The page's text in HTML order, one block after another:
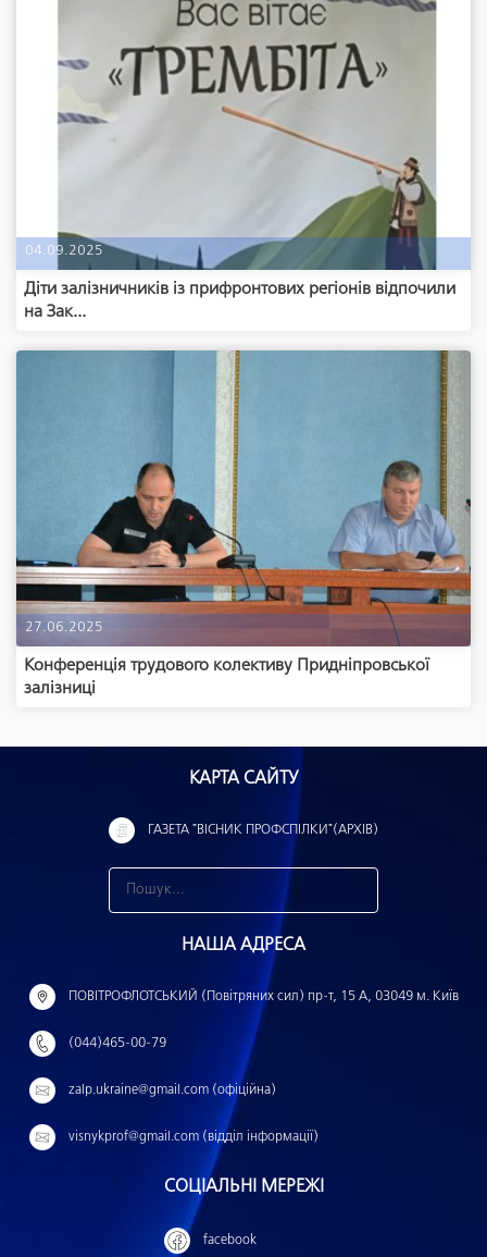
04.09.2025
Діти залізничників із прифронтових регіонів відпочили
на Зак...
27.06.2025
Конференція трудового колективу Придніпровської
залізниці
КАРТА САЙТУ
ГАЗЕТА "ВІСНИК ПРОФСПІЛКИ"(АРХІВ)
н
й
:
НАША АДРЕСА
ПОВІТРОФЛОТСЬКИЙ (Повітряних сил) пр-т, 15 А, 03049 м. Київ
(044)465-00-79
zalp.ukraine@gmail.com (офіційна)
visnykprof@gmail.com (відділ інформації)
СОЦІАЛЬНІ МЕРЕЖІ
facebook